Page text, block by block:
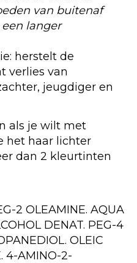
van buitenaf
langer
herstelt de
verlies van
jeugdiger en
als je wilt met
het haar lichter
dan 2 kleurtinten
2 OLEAMINE. AQUA
DENAT. PEG-4
OLEIC
4-AMINO-2-